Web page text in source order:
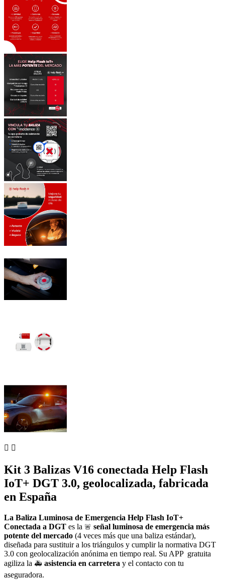
 
Kit 3 Balizas V16 conectada Help Flash
IoT+ DGT 3.0, geolocalizada, fabricada
en España
La Baliza Luminosa de Emergencia Help Flash IoT+
Conectada a DGT es la 🚨 señal luminosa de emergencia más
potente del mercado (4 veces más que una baliza estándar),
diseñada para sustituir a los triángulos y cumplir la normativa DGT
3.0 con geolocalización anónima en tiempo real. Su APP gratuita
agiliza la 🚑 asistencia en carretera y el contacto con tu
aseguradora.